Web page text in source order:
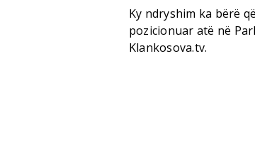
Ky ndryshim ka bërë
pozicionuar atë në
Klankosova.tv.